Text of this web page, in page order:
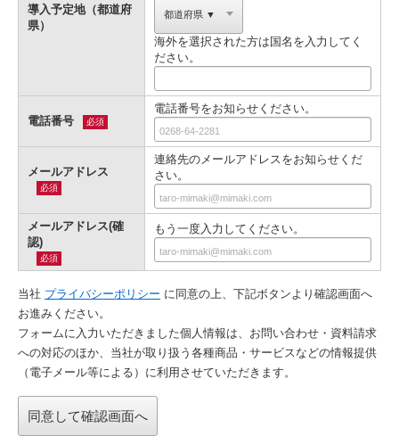
導入予定地（都道府
県）
海外を選択された方は国名を入力してく
ださい。
電話番号 必須
電話番号をお知らせください。
メールアドレス
必須
連絡先のメールアドレスをお知らせくだ
さい。
メールアドレス(確
認)
必須
もう一度入力してください。
当社 プライバシーポリシー に同意の上、下記ボタンより確認画⾯へ
お進みください。
フォームに入力いただきました個人情報は、お問い合わせ・資料請求
への対応のほか、当社が取り扱う各種商品・サービスなどの情報提供
（電子メール等による）に利用させていただきます。